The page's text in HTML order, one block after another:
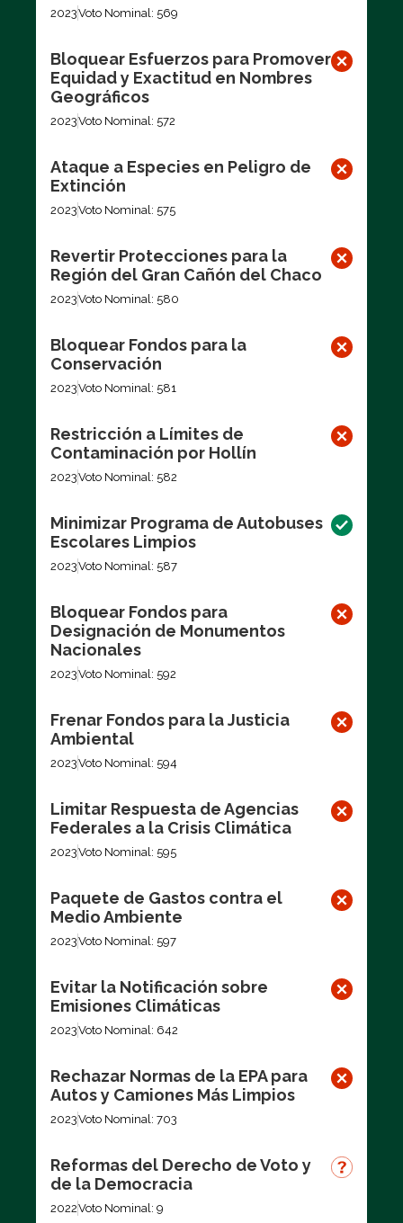
2023Voto Nominal: 569
Bloquear Esfuerzos para Promover
Equidad y Exactitud en Nombres
Geográficos
2023Voto Nominal: 572
Ataque a Especies en Peligro de
Extinción
2023Voto Nominal: 575
Revertir Protecciones para la
Región del Gran Cañón del Chaco
2023Voto Nominal: 580
Bloquear Fondos para la
Conservación
2023Voto Nominal: 581
Restricción a Límites de
Contaminación por Hollín
2023Voto Nominal: 582
Minimizar Programa de Autobuses
Escolares Limpios
2023Voto Nominal: 587
Bloquear Fondos para
Designación de Monumentos
Nacionales
2023Voto Nominal: 592
Frenar Fondos para la Justicia
Ambiental
2023Voto Nominal: 594
Limitar Respuesta de Agencias
Federales a la Crisis Climática
2023Voto Nominal: 595
Paquete de Gastos contra el
Medio Ambiente
2023Voto Nominal: 597
Evitar la Notificación sobre
Emisiones Climáticas
2023Voto Nominal: 642
Rechazar Normas de la EPA para
Autos y Camiones Más Limpios
2023Voto Nominal: 703
Reformas del Derecho de Voto y
de la Democracia
2022Voto Nominal: 9